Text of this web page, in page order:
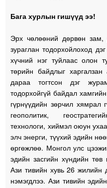
Бага хурлын гишүүд ээ!
Эрх чөлөөний дөрвөн зам,
зураглан тодорхойлоход
хүчний нэг туйлаас олон
төрийн байдлыг
дараа тогтсон дэг
тодорхойгүй байдал
гүрнүүдийн зөрчил хямрал
геополитик,
технологи, хиймэл оюун
элч энерги, түүхий эдийн
өргөжлөө. Монгол улс
эдийн засгийн хүндийн
Ази тивийн хувь 26 жилийн
нэмэгдлээ. Ази тивийн